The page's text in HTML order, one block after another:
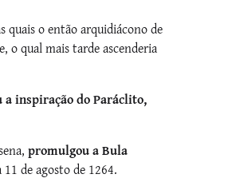
quais o então arquidiácono de
o qual mais tarde ascenderia
inspiração do Paráclito,
promulgou a Bula
de agosto de 1264.